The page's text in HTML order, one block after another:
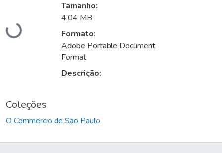
Carregando...
Tamanho:
4,04 MB
Formato:
Adobe Portable Document
Format
Descrição:
Coleções
O Commercio de São Paulo